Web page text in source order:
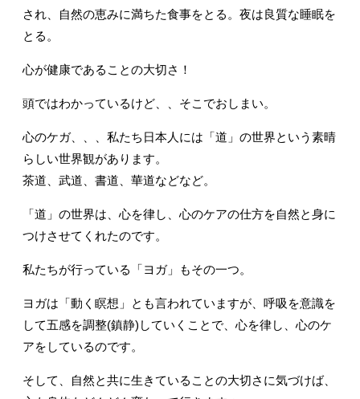
され、自然の恵みに満ちた食事をとる。夜は良質な睡眠を
とる。
心が健康であることの大切さ！
頭ではわかっているけど、、そこでおしまい。
心のケガ、、、私たち日本人には「道」の世界という素晴
らしい世界観があります。
茶道、武道、書道、華道などなど。
「道」の世界は、心を律し、心のケアの仕方を自然と身に
つけさせてくれたのです。
私たちが行っている「ヨガ」もその一つ。
ヨガは「動く瞑想」とも言われていますが、呼吸を意識を
して五感を調整(鎮静)していくことで、心を律し、心のケ
アをしているのです。
そして、自然と共に生きていることの大切さに気づけば、